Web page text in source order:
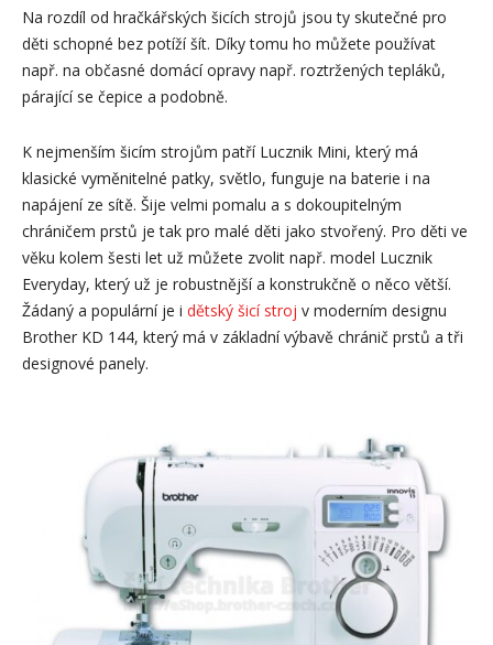
Na rozdíl od hračkářských šicích strojů jsou ty skutečné pro
děti schopné bez potíží šít. Díky tomu ho můžete používat
např. na občasné domácí opravy např. roztržených tepláků,
párající se čepice a podobně.
K nejmenším šicím strojům patří Lucznik Mini, který má
klasické vyměnitelné patky, světlo, funguje na baterie i na
napájení ze sítě. Šije velmi pomalu a s dokoupitelným
chráničem prstů je tak pro malé děti jako stvořený. Pro děti ve
věku kolem šesti let už můžete zvolit např. model Lucznik
Everyday, který už je robustnější a konstrukčně o něco větší.
Žádaný a populární je i dětský šicí stroj v moderním designu
Brother KD 144, který má v základní výbavě chránič prstů a tři
designové panely.